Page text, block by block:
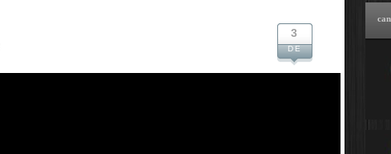
3
DE